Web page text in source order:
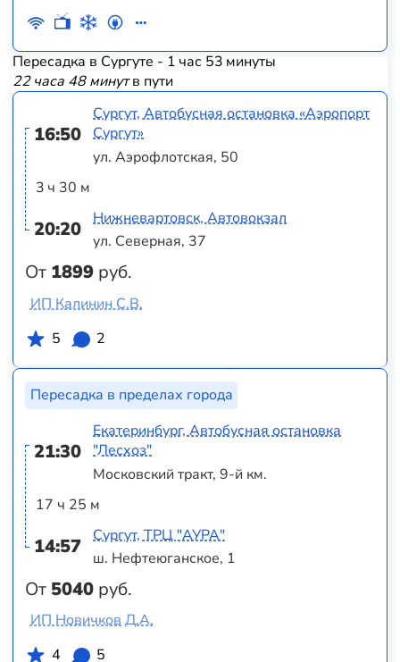
Пересадка в Сургуте - 1 час 53 минуты
22 часа 48 минутв пути
16:50
3 ч 30 м
20:20
От 1899 руб.
Сургут, Автобусная остановка «Аэропорт
Сургут»
ул. Аэрофлотская, 50
Нижневартовск, Автовокзал
ул. Северная, 37
ИП Калинин С.В.
5
2
Пересадка в пределах города
21:30
17 ч 25 м
14:57
От 5040 руб.
Екатеринбург, Автобусная остановка
"Лесхоз"
Московский тракт, 9-й км.
Сургут, ТРЦ "АУРА"
ш. Нефтеюганское, 1
ИП Новичков Д.А.
4
5